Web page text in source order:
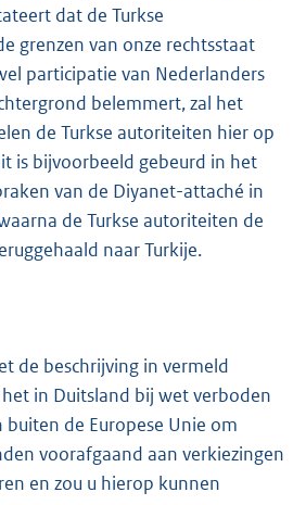
dat de Turkse
grenzen van onze rechtsstaat
participatie van Nederlanders
belemmert, zal het
de Turkse autoriteiten hier op
is bijvoorbeeld gebeurd in het
van de Diyanet-attaché in
de Turkse autoriteiten de
naar Turkije.
de beschrijving in vermeld
in Duitsland bij wet verboden
buiten de Europese Unie om
voorafgaand aan verkiezingen
en zou u hierop kunnen